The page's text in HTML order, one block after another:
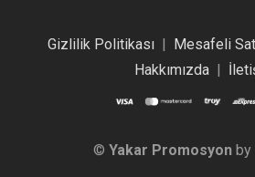
Gizlilik Politikası| Mesafeli
Hakkımızda |
© Yakar Promosyonby